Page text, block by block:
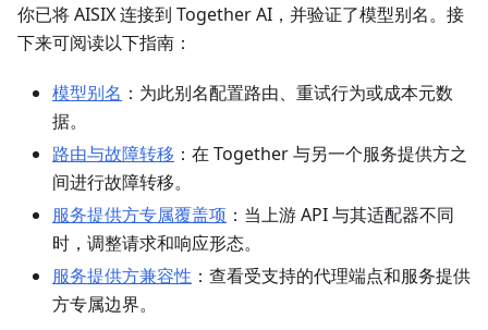
你已将 AISIX 连接到 Together AI，并验证了模型别名。接
下来可阅读以下指南：
模型别名 ：为此别名配置路由、重试行为或成本元数
据。
路由与故障转移 ：在 Together 与另一个服务提供方之
间进行故障转移。
服务提供方专属覆盖项 ：当上游 API 与其适配器不同
时，调整请求和响应形态。
服务提供方兼容性 ：查看受支持的代理端点和服务提供
方专属边界。